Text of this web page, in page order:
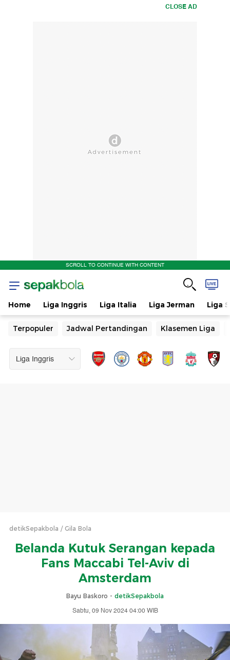
CLOSE AD
SCROLL TO CONTINUE WITH CONTENT
Home Liga Inggris Liga Italia Liga Jerman Liga
Terpopuler Jadwal Pertandingan Klasemen Liga
detikSepakbola Gila Bola
Belanda Kutuk Serangan kepada
Fans Maccabi Tel-Aviv di
Amsterdam
Bayu Baskoro - detikSepakbola
Sabtu, 09 Nov 2024 04:00 WIB